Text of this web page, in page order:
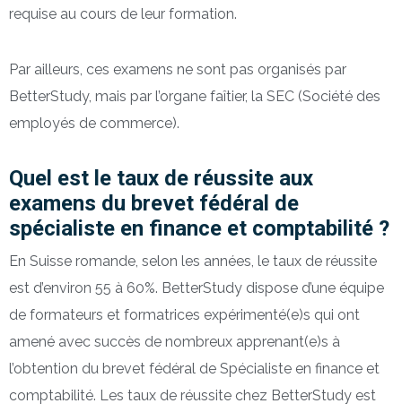
requise au cours de leur formation.
Par ailleurs, ces examens ne sont pas organisés par
BetterStudy, mais par l’organe faîtier, la SEC (Société des
employés de commerce).
Quel est le taux de réussite aux
examens du brevet fédéral de
spécialiste en finance et comptabilité ?
En Suisse romande, selon les années, le taux de réussite
est d’environ 55 à 60%. BetterStudy dispose d’une équipe
de formateurs et formatrices expérimenté(e)s qui ont
amené avec succès de nombreux apprenant(e)s à
l’obtention du brevet fédéral de Spécialiste en finance et
comptabilité. Les taux de réussite chez BetterStudy est